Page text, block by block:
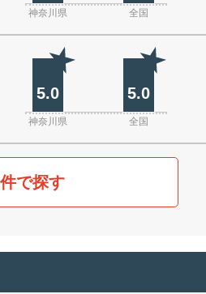
神奈川県 全国
5.0 5.0
神奈川県 全国
で探す